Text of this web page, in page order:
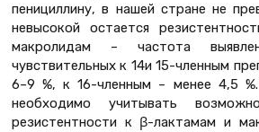
пенициллину, в нашей стране не
невысокой остается
макролидам – частота
чувствительных к 14и 15-членным
6–9 %, к 16-членным – менее 4,5
необходимо учитывать
резистентности к β-лактамам и